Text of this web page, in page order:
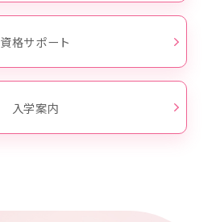
資格サポート
入学案内